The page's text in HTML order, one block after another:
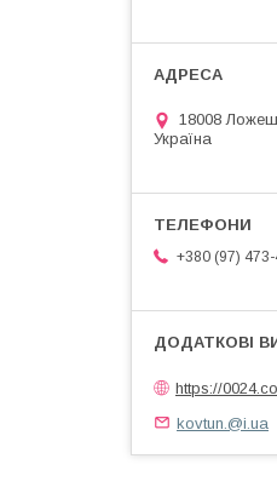
18008
Україна
+380 (97)
https://
kovtun.@i.ua